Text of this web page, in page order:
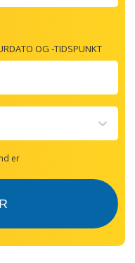
OG -TIDSPUNKT
er